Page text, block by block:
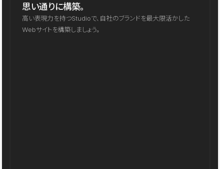
思い通りに構築。
高い表現力を持つStudioで、自社のブランドを最大限活かした
Webサイトを構築しましょう。